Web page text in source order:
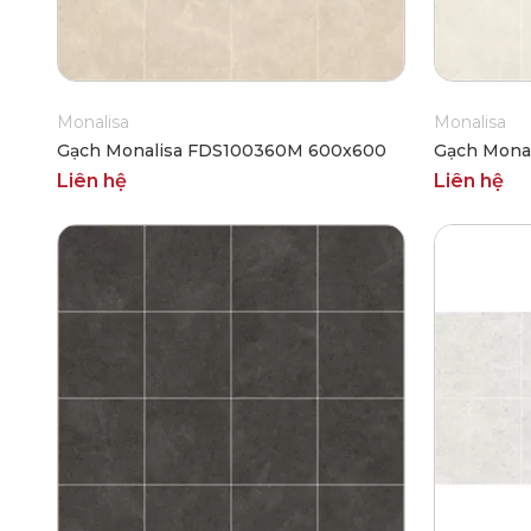
Monalisa
Gạch Monalisa FDS100360M 600x600
Liên hệ
Monalisa
Gạch
Liên hệ